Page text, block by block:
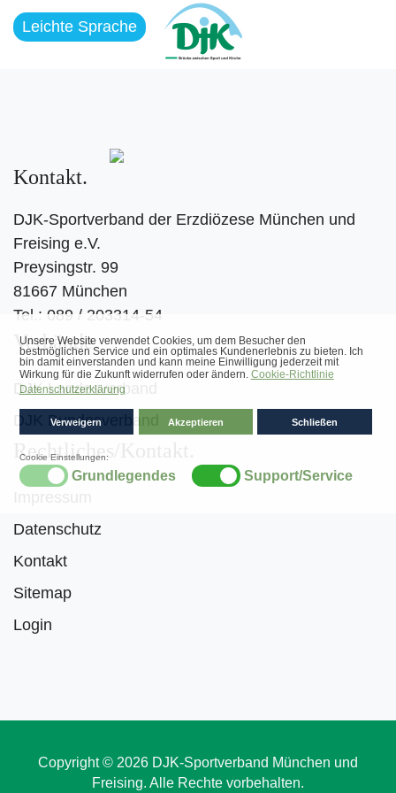
Leichte Sprache
Kontakt
DJK-Sportverband der Erzdiözese München und
Freising e.V.
Preysingstr. 99
81667 München
Tel.: 089 / 203314-54
Verbände
DJK Landesverband
DJK Bundesverband
Rechtliches/Kontakt
Datenschutz
Kontakt
Sitemap
Login
Copyright © 2026 DJK-Sportverband München und
Freising. Alle Rechte vorbehalten.